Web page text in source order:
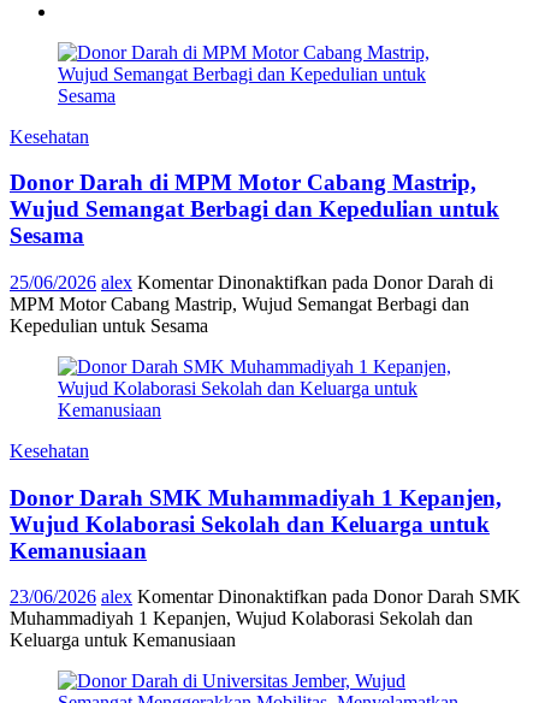
Kesehatan
Donor Darah di MPM Motor Cabang Mastrip,
Wujud Semangat Berbagi dan Kepedulian untuk
Sesama
25/06/2026 alex Komentar Dinonaktifkan pada Donor Darah di
MPM Motor Cabang Mastrip, Wujud Semangat Berbagi dan
Kepedulian untuk Sesama
Kesehatan
Donor Darah SMK Muhammadiyah 1 Kepanjen,
Wujud Kolaborasi Sekolah dan Keluarga untuk
Kemanusiaan
23/06/2026 alex Komentar Dinonaktifkan pada Donor Darah SMK
Muhammadiyah 1 Kepanjen, Wujud Kolaborasi Sekolah dan
Keluarga untuk Kemanusiaan